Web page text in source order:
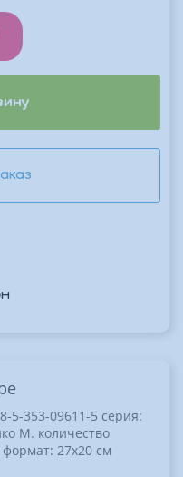
5-353-09611-5 серия:
М. количество
27x20 cм